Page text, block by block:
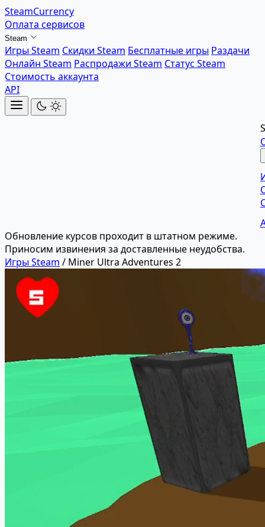
SteamCurrency
Оплата сервисов
Steam
Игры Steam Скидки Steam Бесплатные игры Раздачи
Онлайн Steam Распродажи Steam Статус Steam
Стоимость аккаунта
API
Обновление курсов проходит в штатном режиме.
Приносим извинения за доставленные неудобства.
Игры Steam / Miner Ultra Adventures 2